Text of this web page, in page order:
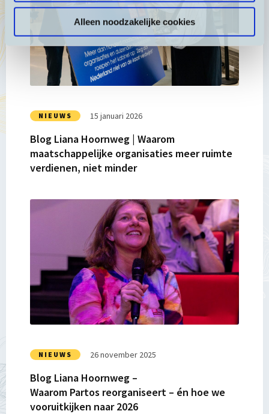
Alleen noodzakelijke cookies
NIEUWS 15 januari 2026
Blog Liana Hoornweg | Waarom
maatschappelijke organisaties meer ruimte
verdienen, niet minder
Blog
Hoornweg
Waarom
maatschappelijke
meer
verdienen,
niet
minder
NIEUWS 26 november 2025
Blog Liana Hoornweg –
Waarom Partos reorganiseert – én hoe we
vooruitkijken naar 2026
Hoornweg
Waarom Partos reorganiseert
hoe
we
vooruitkijken
naar
2026